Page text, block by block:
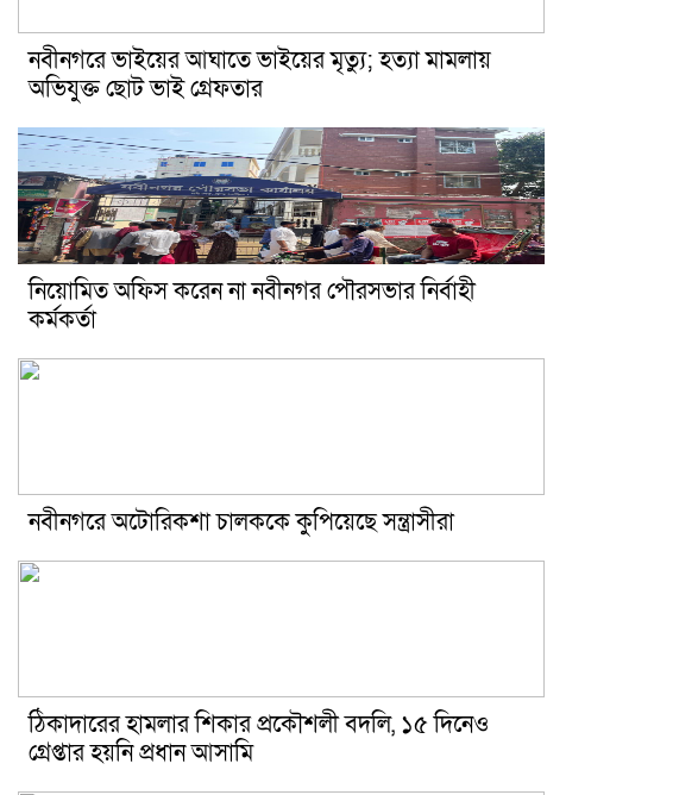
নবীনগরে ভাইয়ের আঘাতে ভাইয়ের মৃত্যু; হত্যা মামলায়
অভিযুক্ত ছোট ভাই গ্রেফতার
নিয়োমিত অফিস করেন না নবীনগর পৌরসভার নির্বাহী
কর্মকর্তা
নবীনগরে অটোরিকশা চালককে কুপিয়েছে সন্ত্রাসীরা
ঠিকাদারের হামলার শিকার প্রকৌশলী বদলি, ১৫ দিনেও
গ্রেপ্তার হয়নি প্রধান আসামি